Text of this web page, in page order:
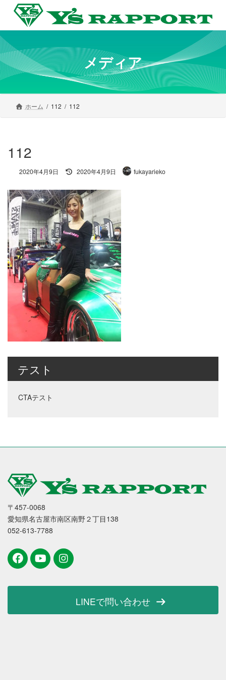
ン
ツ
へ
ス
キ
プ
ー
シ
ョ
ン
に
動
メディア
ホーム 112 112
112
2020年4月9日
最
新
日
時
:
2020年4月9日 fukayarieko
テスト
CTAテスト
〒457-0068
愛知県名古屋市南区南野２丁目138
052-613-7788
LINEで問い合わせ